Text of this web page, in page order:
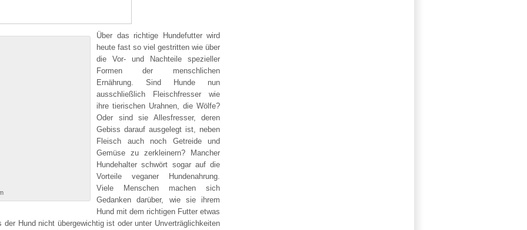
Über das richtige Hundefutter wird
heute fast so viel gestritten wie über
die Vor- und Nachteile spezieller
Formen der menschlichen
Ernährung. Sind Hunde nun
ausschließlich Fleischfresser wie
ihre tierischen Urahnen, die Wölfe?
Oder sind sie Allesfresser, deren
Gebiss darauf ausgelegt ist, neben
Fleisch auch noch Getreide und
Gemüse zu zerkleinern? Mancher
Hundehalter schwört sogar auf die
Vorteile veganer Hundenahrung.
Viele Menschen machen sich
Gedanken darüber, wie sie ihrem
Hund mit dem richtigen Futter etwas
Hund nicht übergewichtig ist oder unter Unverträglichkeiten